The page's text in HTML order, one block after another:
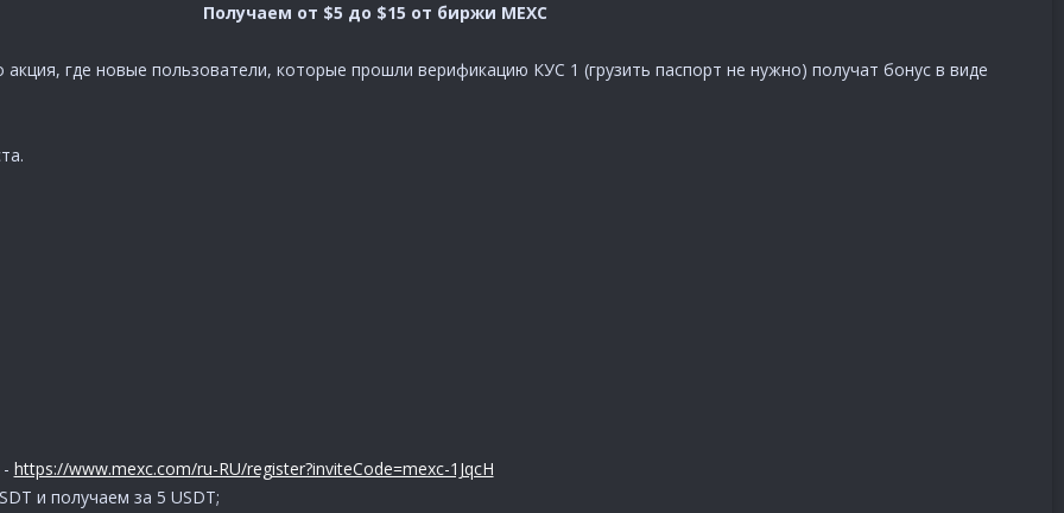
Получаем от $5 до $15 от биржи MEXC
акция, где новые пользователи, которые прошли верификацию КУС 1 (грузить паспорт не нужно) получат бонус в виде
https://www.mexc.com/ru-RU/register?inviteCode=mexc-1JqcH
и получаем за 5 USDT;